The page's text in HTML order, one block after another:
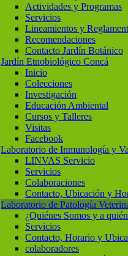
Actividades y Programas
Servicios
Lineamientos y
Recomendaciones
Contacto Jardín Botánico
Jardín Etnobiológico Concá
Inicio
Colecciones
Investigación
Educación Ambiental
Cursos y Talleres
Visitas
Facebook
Laboratorio de Inmunología y
LINVAS Servicio
Servicios
Colaboraciones
Contacto, Ubicación y
Laboratorio de Patología
¿Quiénes Somos y a
Servicios
Contacto, Horario y
colaboradores